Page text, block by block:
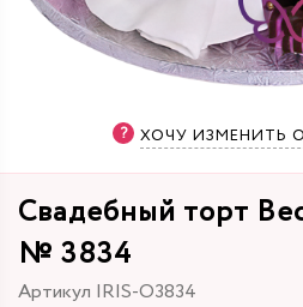
ХОЧУ ИЗМЕНИТЬ
Свадебный торт
№ 3834
Артикул IRIS-O3834